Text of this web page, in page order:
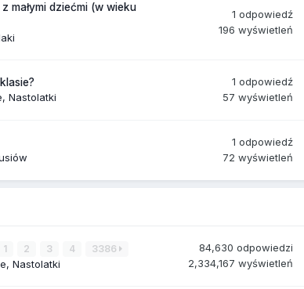
małymi dziećmi (w wieku
1 odpowiedź
196 wyświetleń
Nastolatki
1 odpowiedź
57 wyświetleń
1 odpowiedź
72 wyświetleń
1 2 3 4 3386
Nastolatki
84,630 odpowiedzi
2,334,167 wyświetleń